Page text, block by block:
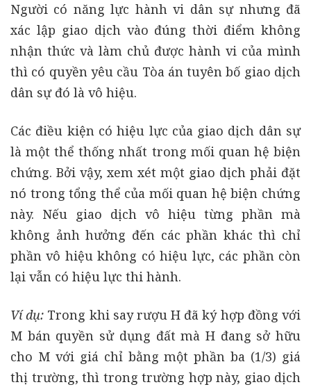
Người có năng lực hành vi dân sự nhưng đã
xác lập giao dịch vào đúng thời điểm không
nhận thức và làm chủ được hành vi của mình
thì có quyền yêu cầu Tòa án tuyên bố giao dịch
dân sự đó là vô hiệu.
Các điều kiện có hiệu lực của giao dịch dân sự
là một thể thống nhất trong mối quan hệ biện
chứng. Bởi vậy, xem xét một giao dịch phải đặt
nó trong tổng thể của mối quan hệ biện chứng
này. Nếu giao dịch vô hiệu từng phần mà
không ảnh hưởng đến các phần khác thì chỉ
phần vô hiệu không có hiệu lực, các phần còn
lại vẫn có hiệu lực thi hành.
Ví dụ: Trong khi say rượu H đã ký hợp đồng với
M bán quyền sử dụng đất mà H đang sở hữu
cho M với giá chỉ bằng một phần ba (1/3) giá
thị trường, thì trong trường hợp này, giao dịch